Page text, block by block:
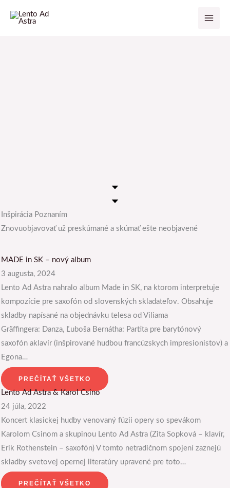
Inšpirácia Poznaním
Znovuobjavovať už preskúmané a skúmať ešte neobjavené
MADE in SK – nový album
3 augusta, 2024
Lento Ad Astra nahralo album Made in SK, na ktorom interpretuje
kompozície pre saxofón od slovenských skladateľov. Obsahuje
skladby napísané na objednávku telesa od Viliama
Gräffingera: Danza, Ľuboša Bernátha: Partita pre barytónový
saxofón aklavír (inšpirované hudbou francúzskych impresionistov) a
Egona…
PREČÍTAŤ VŠETKO
Lento Ad Astra & Karol Csino
24 júla, 2022
Koncert klasickej hudby venovaný fúzii opery so spevákom
Karolom Csinom a skupinou Lento Ad Astra (Zita Sopková – klavír,
Erik Rothenstein – saxofón) V tomto netradičnom spojení zaznejú
skladby svetovej opernej literatúry upravené pre toto…
PREČÍTAŤ VŠETKO